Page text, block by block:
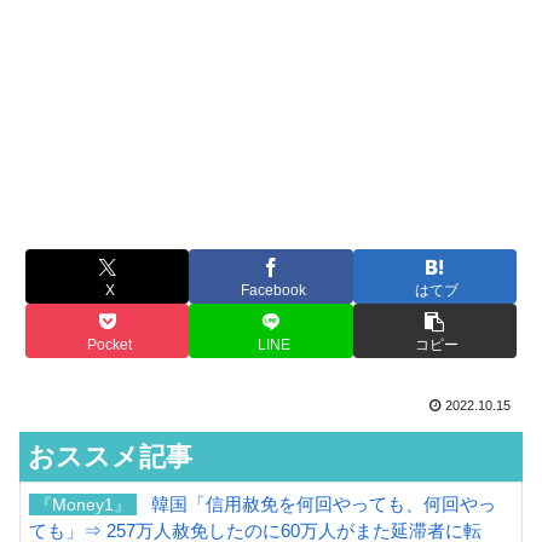
X Facebook はてブ
Pocket LINE コピー
2022.10.15
おススメ記事
『Money1』
韓国「信用赦免を何回やっても、何回やっ
ても」⇒ 257万人赦免したのに60万人がまた延滞者に転